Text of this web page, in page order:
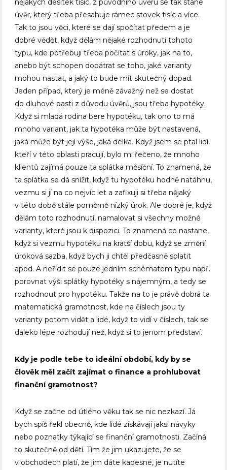
nějakých desítek tisíc, z původního úvěru se tak stane
úvěr, který třeba přesahuje rámec stovek tisíc a více.
Tak to jsou věci, které se dají spočítat předem a je
dobré vědět, když dělám nějaké rozhodnutí tohoto
typu, kde potřebuji třeba počítat s úroky, jak na to,
anebo být schopen dopátrat se toho, jaké varianty
mohou nastat, a jaký to bude mít skutečný dopad.
Jeden případ, který je méně závažný než se dostat
do dluhové pasti z důvodu úvěrů, jsou třeba hypotéky.
Když si mladá rodina bere hypotéku, tak ono to má
mnoho variant, jak ta hypotéka může být nastavená,
jaká může být její výše, jaká délka. Když jsem se ptal lidí,
kteří v této oblasti pracují, bylo mi řečeno, že mnoho
klientů zajímá pouze ta splátka měsíční. To znamená, že
ta splátka se dá snížit, když tu hypotéku hodně natáhnu,
vezmu si jí na co nejvíc let a zafixuji si třeba nějaký
v této době stále poměrně nízký úrok. Ale dobré je, když
dělám toto rozhodnutí, namalovat si všechny možné
varianty, které jsou k dispozici. To znamená co nastane,
když si vezmu hypotéku na kratší dobu, když se změní
úroková sazba, když bych ji chtěl předčasně splatit
apod. A neřídit se pouze jedním schématem typu např.
porovnat výši splátky hypotéky s nájemným, a tedy se
rozhodnout pro hypotéku. Takže na to je právě dobrá ta
matematická gramotnost, kde na číslech jsou ty
varianty potom vidět a lidé, když to vidí v číslech, tak se
daleko lépe rozhodují než, když si to jenom představí.
Kdy je podle tebe to ideální období, kdy by se
člověk měl začít zajímat o finance a prohlubovat
finanční gramotnost?
Když se začne od útlého věku tak se nic nezkazí. Já
bych spíš řekl obecně, kde lidé získávají jaksi návyky
nebo poznatky týkající se finanční gramotnosti. Začíná
to skutečně od dětí. Tím že jim ukazujete, že se
v obchodech platí, že jim dáte kapesné, je nutíte